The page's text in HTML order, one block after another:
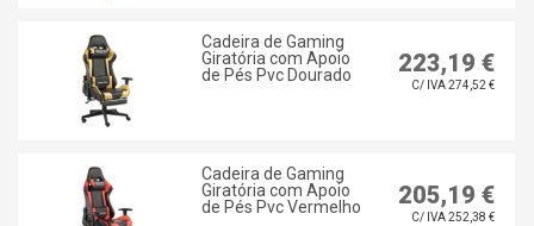
Cadeira de Gaming
Giratória com Apoio
de Pés Pvc Dourado
223,19 €
C/ IVA 274,52 €
Cadeira de Gaming
Giratória com Apoio
de Pés Pvc Vermelho
205,19 €
C/ IVA 252,38 €